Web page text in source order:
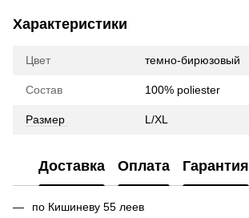
Характеристики
Цвет темно-бирюзовый
Состав 100% poliester
Размер L/XL
Доставка Оплата Гарантия
по Кишиневу 55 леев